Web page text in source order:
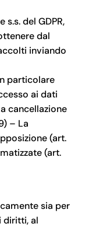
del GDPR,
dal
inviando
particolare
ai dati
cancellazione
– La
(art.
(art.
sia per
diritti, al